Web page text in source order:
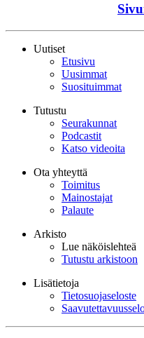
Uutiset
Etusivu
Uusimmat
Suosituimmat
Tutustu
Seurakunnat
Podcastit
Katso videoita
Ota yhteyttä
Toimitus
Mainostajat
Palaute
Arkisto
Lue näköislehteä
Tutustu arkistoon
Lisätietoja
Tietosuojaseloste